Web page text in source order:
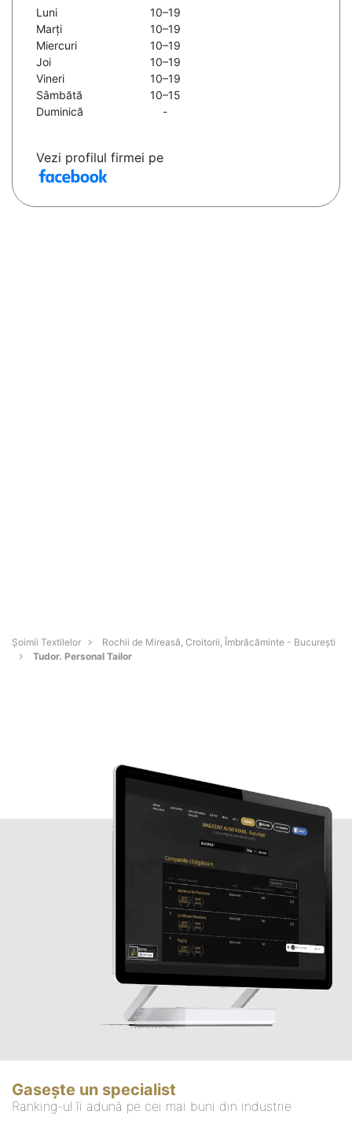
Luni
10–19
Marți
10–19
Miercuri
10–19
Joi
10–19
Vineri
10–19
Sâmbătă
10–15
Duminică
-
Vezi profilul firmei pe
Șoimii Textilelor
Rochii de Mireasă, Croitorii, Îmbrăcăminte - Bucureşti
Tudor. Personal Tailor
Gasește un specialist
Ranking-ul îi adună pe cei mai buni din industrie